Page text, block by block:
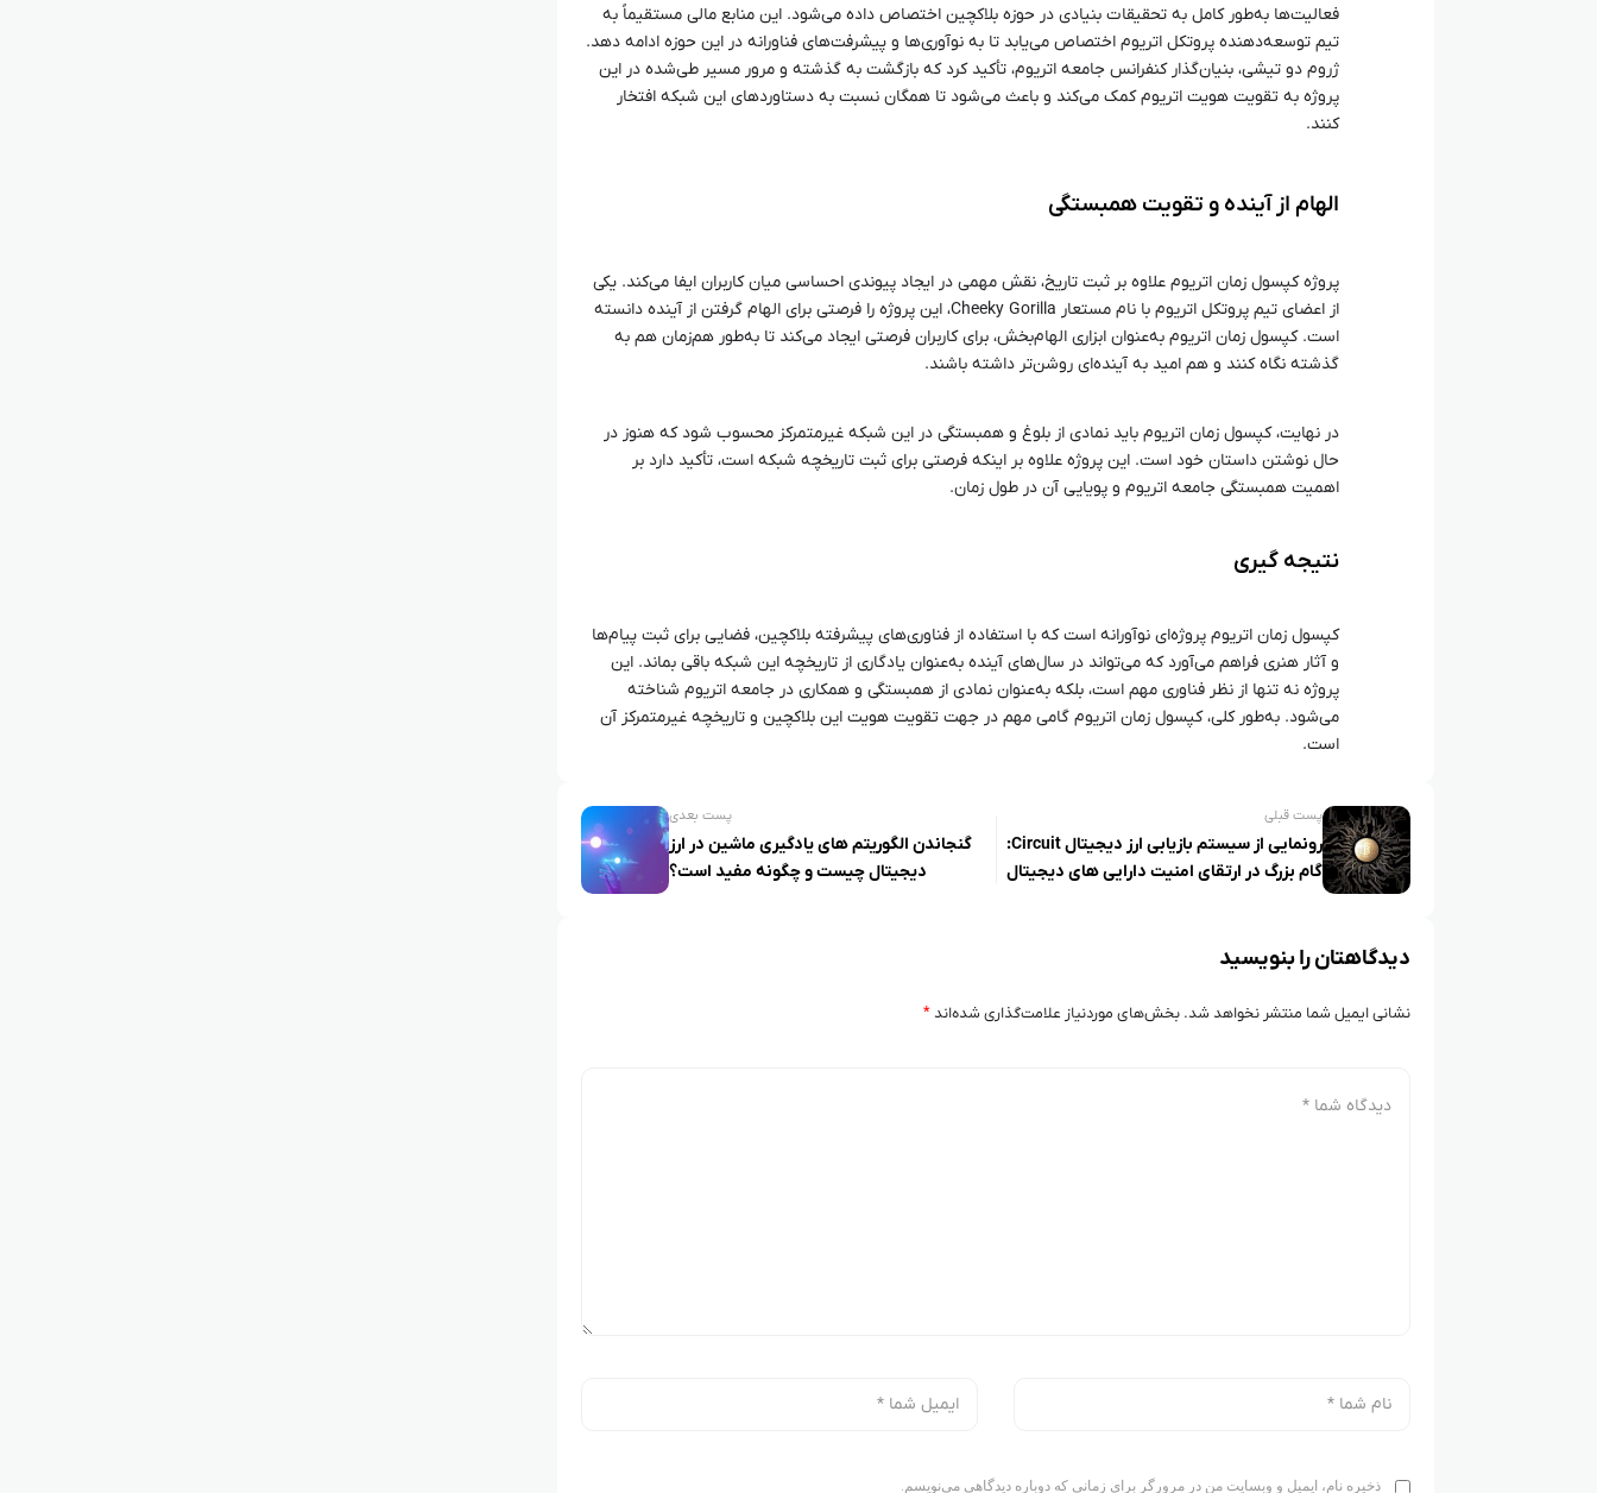
فعالیت‌ها به‌طور کامل به تحقیقات بنیادی در حوزه بلاکچین اختصاص داده می‌شود. این منابع مالی مستقیماً به
تیم توسعه‌دهنده پروتکل اتریوم اختصاص می‌یابد تا به نوآوری‌ها و پیشرفت‌های فناورانه در این حوزه ادامه دهد.
ژروم دو تیشی، بنیان‌گذار کنفرانس جامعه اتریوم، تأکید کرد که بازگشت به گذشته و مرور مسیر طی‌شده در این
پروژه به تقویت هویت اتریوم کمک می‌کند و باعث می‌شود تا همگان نسبت به دستاوردهای این شبکه افتخار
کنند.
الهام از آینده و تقویت همبستگی
پروژه کپسول زمان اتریوم علاوه بر ثبت تاریخ، نقش مهمی در ایجاد پیوندی احساسی میان کاربران ایفا می‌کند. یکی
از اعضای تیم پروتکل اتریوم با نام مستعار Cheeky Gorilla، این پروژه را فرصتی برای الهام گرفتن از آینده دانسته
است. کپسول زمان اتریوم به‌عنوان ابزاری الهام‌بخش، برای کاربران فرصتی ایجاد می‌کند تا به‌طور هم‌زمان هم به
گذشته نگاه کنند و هم امید به آینده‌ای روشن‌تر داشته باشند.
در نهایت، کپسول زمان اتریوم باید نمادی از بلوغ و همبستگی در این شبکه غیرمتمرکز محسوب شود که هنوز در
حال نوشتن داستان خود است. این پروژه علاوه بر اینکه فرصتی برای ثبت تاریخچه شبکه است، تأکید دارد بر
اهمیت همبستگی جامعه اتریوم و پویایی آن در طول زمان.
نتیجه‌ گیری
کپسول زمان اتریوم پروژه‌ای نوآورانه است که با استفاده از فناوری‌های پیشرفته بلاکچین، فضایی برای ثبت پیام‌ها
و آثار هنری فراهم می‌آورد که می‌تواند در سال‌های آینده به‌عنوان یادگاری از تاریخچه این شبکه باقی بماند. این
پروژه نه تنها از نظر فناوری مهم است، بلکه به‌عنوان نمادی از همبستگی و همکاری در جامعه اتریوم شناخته
می‌شود. به‌طور کلی، کپسول زمان اتریوم گامی مهم در جهت تقویت هویت این بلاکچین و تاریخچه غیرمتمرکز آن
است.
پست قبلی
رونمایی از سیستم بازیابی ارز دیجیتال Circuit:
گام بزرگ در ارتقای امنیت دارایی‌ های دیجیتال
پست بعدی
گنجاندن الگوریتم‌ های یادگیری ماشین در ارز
دیجیتال چیست و چگونه مفید است؟
دیدگاهتان را بنویسید
نشانی ایمیل شما منتشر نخواهد شد. بخش‌های موردنیاز علامت‌گذاری شده‌اند*
ذخیره نام، ایمیل و وبسایت من در مرورگر برای زمانی که دوباره دیدگاهی می‌نویسم.